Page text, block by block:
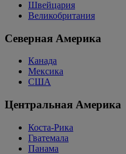
Швейцария
Великобритания
Северная Америка
Канада
Мексика
США
Центральная Америка
Коста-Рика
Гватемала
Панама